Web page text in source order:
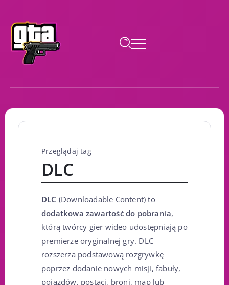
Przeglądaj tag
DLC
DLC (Downloadable Content) to
dodatkowa zawartość do pobrania,
którą twórcy gier wideo udostępniają po
premierze oryginalnej gry. DLC
rozszerza podstawową rozgrywkę
poprzez dodanie nowych misji, fabuły,
pojazdów, postaci, broni, map lub